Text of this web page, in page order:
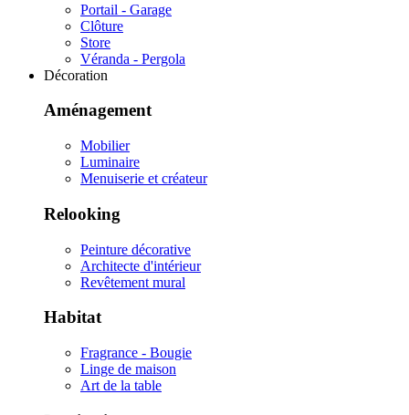
Portail - Garage
Clôture
Store
Véranda - Pergola
Décoration
Aménagement
Mobilier
Luminaire
Menuiserie et créateur
Relooking
Peinture décorative
Architecte d'intérieur
Revêtement mural
Habitat
Fragrance - Bougie
Linge de maison
Art de la table